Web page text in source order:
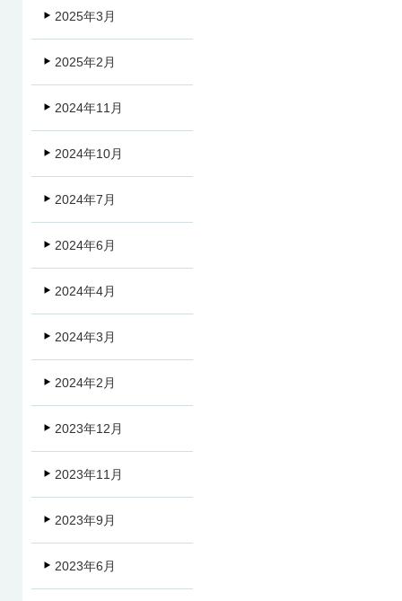
2025年3月
2025年2月
2024年11月
2024年10月
2024年7月
2024年6月
2024年4月
2024年3月
2024年2月
2023年12月
2023年11月
2023年9月
2023年6月